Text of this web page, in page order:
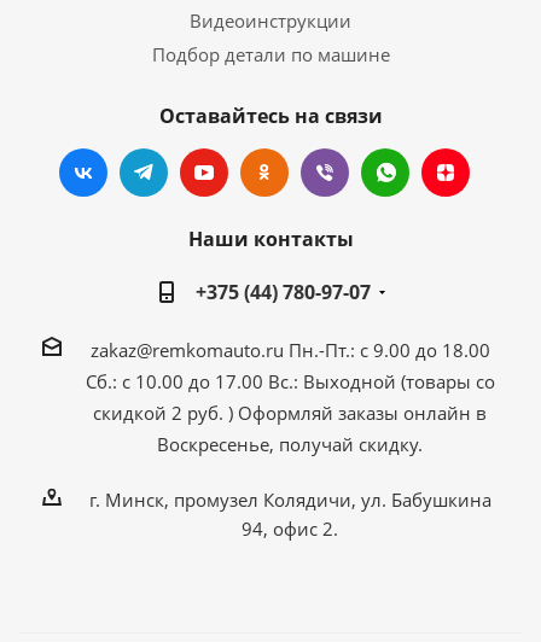
Видеоинструкции
Подбор детали по машине
Оставайтесь на связи
Наши контакты
+375 (44) 780-97-07
zakaz@remkomauto.ru Пн.-Пт.: с 9.00 до 18.00
Сб.: с 10.00 до 17.00 Вс.: Выходной (товары со
скидкой 2 руб. ) Оформляй заказы онлайн в
Воскресенье, получай скидку.
г. Минск, промузел Колядичи, ул. Бабушкина
94, офис 2.